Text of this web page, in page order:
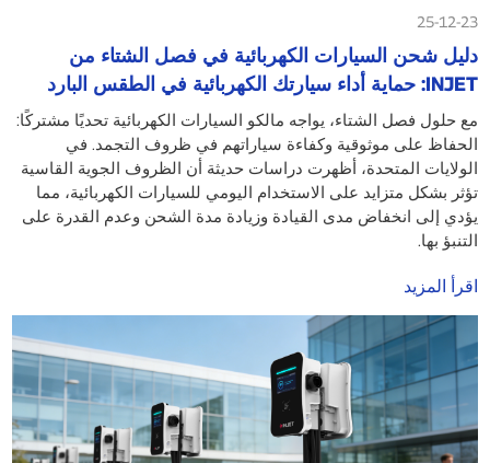
25-12-23
دليل شحن السيارات الكهربائية في فصل الشتاء من
INJET: حماية أداء سيارتك الكهربائية في الطقس البارد
مع حلول فصل الشتاء، يواجه مالكو السيارات الكهربائية تحديًا مشتركًا:
الحفاظ على موثوقية وكفاءة سياراتهم في ظروف التجمد. في
الولايات المتحدة، أظهرت دراسات حديثة أن الظروف الجوية القاسية
تؤثر بشكل متزايد على الاستخدام اليومي للسيارات الكهربائية، مما
يؤدي إلى انخفاض مدى القيادة وزيادة مدة الشحن وعدم القدرة على
التنبؤ بها.
اقرأ المزيد